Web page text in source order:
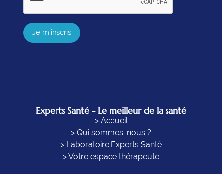
Je m'inscris
Experts Santé - Le meilleur de la santé
> Accueil
> Qui sommes-nous ?
> Laboratoire Experts Santé
> Votre espace thérapeute